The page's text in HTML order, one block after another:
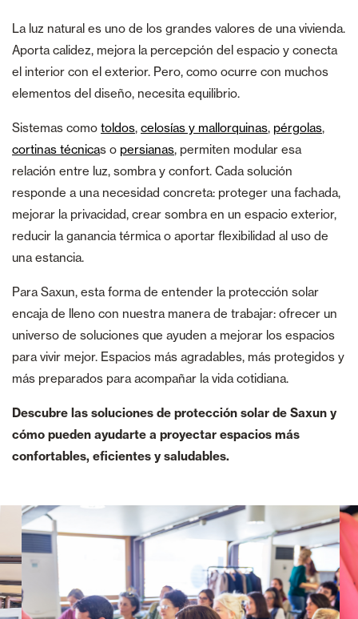
La luz natural es uno de los grandes valores de una vivienda.
Aporta calidez, mejora la percepción del espacio y conecta
el interior con el exterior. Pero, como ocurre con muchos
elementos del diseño, necesita equilibrio.
Sistemas como toldos, celosías y mallorquinas, pérgolas,
cortinas técnicas o persianas, permiten modular esa
relación entre luz, sombra y confort. Cada solución
responde a una necesidad concreta: proteger una fachada,
mejorar la privacidad, crear sombra en un espacio exterior,
reducir la ganancia térmica o aportar flexibilidad al uso de
una estancia.
Para Saxun, esta forma de entender la protección solar
encaja de lleno con nuestra manera de trabajar: ofrecer un
universo de soluciones que ayuden a mejorar los espacios
para vivir mejor. Espacios más agradables, más protegidos y
más preparados para acompañar la vida cotidiana.
Descubre las soluciones de protección solar de Saxun y
cómo pueden ayudarte a proyectar espacios más
confortables, eficientes y saludables.